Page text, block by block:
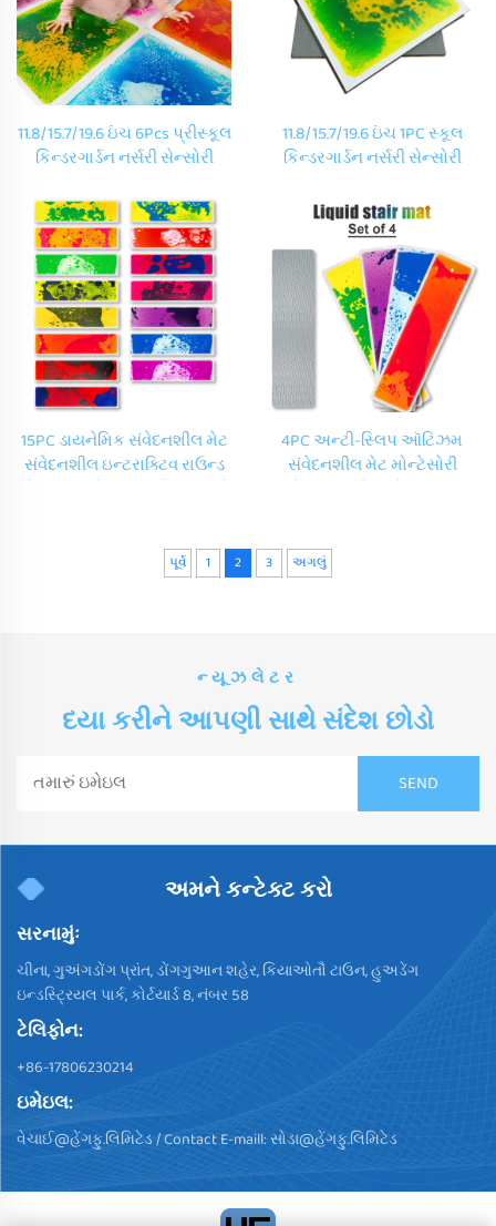
11.8/15.7/19.6 ઇંચ 6Pcs પ્રીસ્કૂલ
કિન્ડરગાર્ડન નર્સરી સેન્સોરી
સેન્સોરી મેટ્સ લિક્વિડ ફ્લોર
ટાઇલ્સ સેટ
11.8/15.7/19.6 ઇંચ 1PC સ્કૂલ
કિન્ડરગાર્ડન નર્સરી સેન્સોરી
સેન્સોરી મેટ્સ લિક્વિડ ફ્લોર
ટાઇલ્સ
15PC ડાયનેમિક સંવેદનશીલ મેટ
સંવેદનશીલ ઇન્ટરાક્ટિવ રાઉન્ડ
4PC અન્ટી-સ્લિપ ઑટિઝમ
સંવેદનશીલ મેટ મોન્ટેસોરી
પૂર્વ 1 2 3 અગલું
ન્યૂઝલેટર
દયા કરીને આપણી સાથે સંદેશ છોડો
અમને કન્ટેક્ટ કરો
સરનામુંઃ
ચીના, ગુઅંગડોંગ પ્રાંત, ડોંગગુઆન શહેર, કિયાઓતૌ ટાઉન, હુઅડેંગ
ઇન્ડસ્ટ્રિયલ પાર્ક, કોર્ટયાર્ડ 8, નંબર 58
ટેલિફોન:
+86-17806230214
ઇમેઇલ:
વેચાઈ@હેંગફુ.લિમિટેડ/ Contact E-maill:સોડા@હેંગફુ.લિમિટેડ